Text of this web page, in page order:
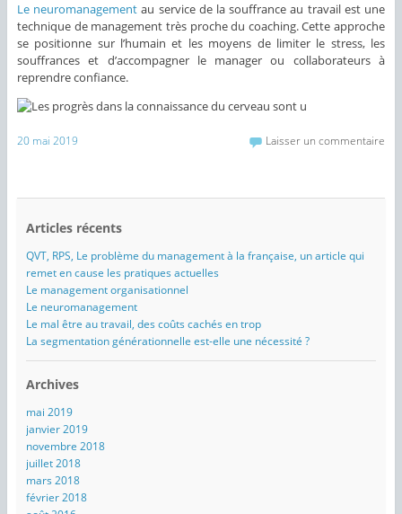
Le neuromanagement au service de la souffrance au travail est une
technique de management très proche du coaching. Cette approche
se positionne sur l’humain et les moyens de limiter le stress, les
souffrances et d’accompagner le manager ou collaborateurs à
reprendre confiance.
20 mai 2019 Laisser un commentaire
Articles récents
QVT, RPS, Le problème du management à la française, un article qui
remet en cause les pratiques actuelles
Le management organisationnel
Le neuromanagement
Le mal être au travail, des coûts cachés en trop
La segmentation générationnelle est-elle une nécessité ?
Archives
mai 2019
janvier 2019
novembre 2018
juillet 2018
mars 2018
février 2018